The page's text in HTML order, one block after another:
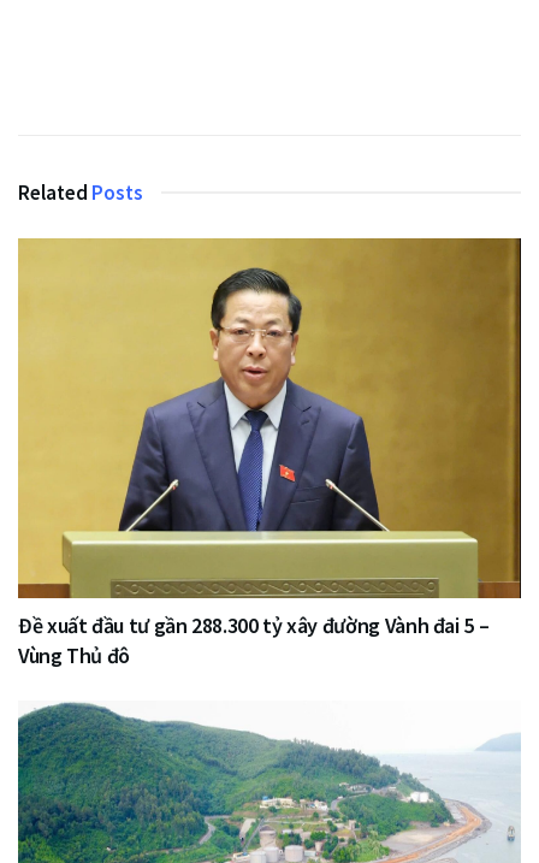
Related Posts
Đề xuất đầu tư gần 288.300 tỷ xây đường Vành đai 5 –
Vùng Thủ đô